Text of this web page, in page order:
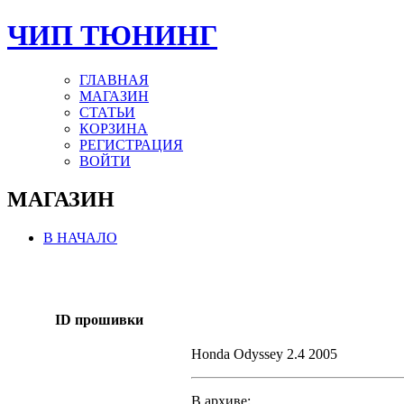
ЧИП ТЮНИНГ
ГЛАВНАЯ
МАГАЗИН
СТАТЬИ
КОРЗИНА
РЕГИСТРАЦИЯ
ВОЙТИ
МАГАЗИН
В НАЧАЛО
ID прошивки
Honda Odyssey 2.4 2005
В архиве: